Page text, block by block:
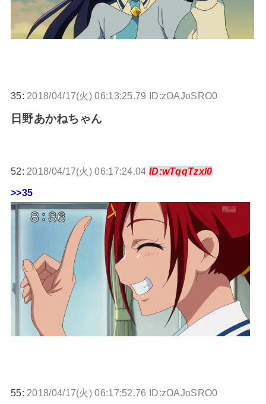
35: 2018/04/17(火) 06:13:25.79 ID:zOAJoSRO0
日野あかねちゃん
52: 2018/04/17(火) 06:17:24.04 ID:wTqqTzxl0
>>35
55: 2018/04/17(火) 06:17:52.76 ID:zOAJoSRO0